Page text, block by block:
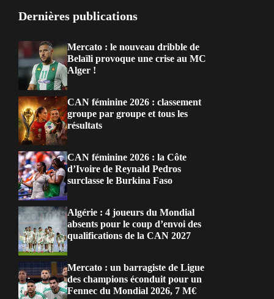
Dernières publications
Mercato : le nouveau dribble de
Belaïli provoque une crise au MC
Alger !
CAN féminine 2026 : classement
groupe par groupe et tous les
résultats
CAN féminine 2026 : la Côte
d’Ivoire de Reynald Pedros
surclasse le Burkina Faso
Algérie : 4 joueurs du Mondial
absents pour le coup d’envoi des
qualifications de la CAN 2027
Mercato : un barragiste de Ligue
des champions éconduit pour un
Fennec du Mondial 2026, 7 M€